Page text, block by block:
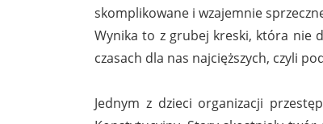
skomplikowane i wzajemnie
Wynika to z grubej kreski, która nie
czasach dla nas najcięższych, czyli
Jednym z dzieci organizacji